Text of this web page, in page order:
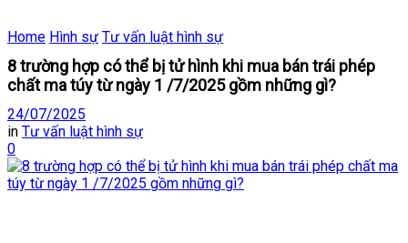
Home Hình sự Tư vấn luật hình sự
8 trường hợp có thể bị tử hình khi mua bán trái phép
chất ma túy từ ngày 1 /7/2025 gồm những gì?
24/07/2025
in Tư vấn luật hình sự
0